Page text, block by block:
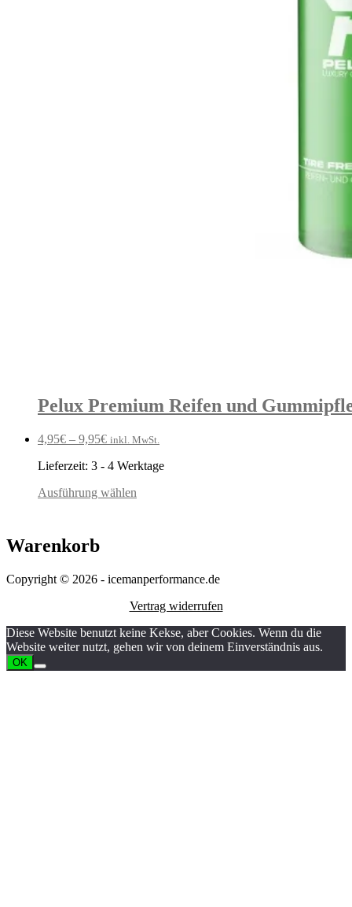
Pelux Premium Reifen und
4,95€ – 9,95€ inkl. MwSt.
Lieferzeit: 3 - 4 Werktage
Ausführung wählen
Warenkorb
Copyright © 2026 - icemanperformance.de
Vertrag widerrufen
Diese Website benutzt keine Kekse, aber Cookies. Wenn du die
Website weiter nutzt, gehen wir von deinem Einverständnis aus.
OK